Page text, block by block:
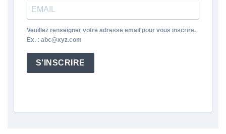
Veuillez renseigner votre adresse email pour vous inscrire.
Ex. : abc@xyz.com
S'INSCRIRE